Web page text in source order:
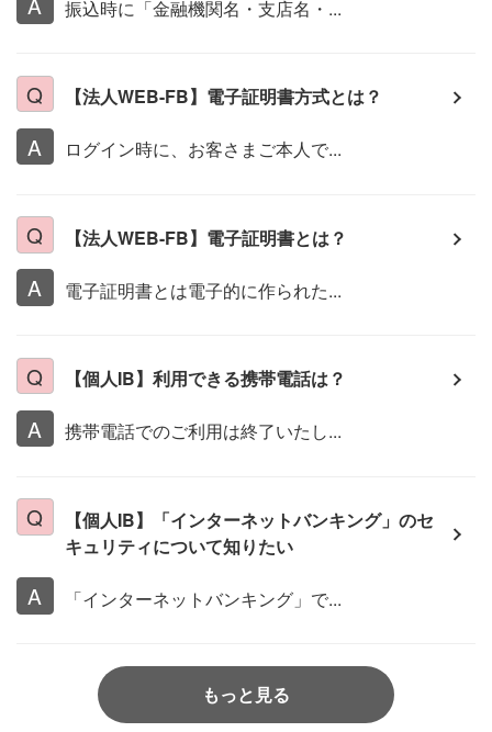
振込時に「金融機関名・支店名・...
【法人WEB-FB】電子証明書方式とは？
ログイン時に、お客さまご本人で...
【法人WEB-FB】電子証明書とは？
電子証明書とは電子的に作られた...
【個人IB】利用できる携帯電話は？
携帯電話でのご利用は終了いたし...
【個人IB】「インターネットバンキング」のセ
キュリティについて知りたい
「インターネットバンキング」で...
もっと見る